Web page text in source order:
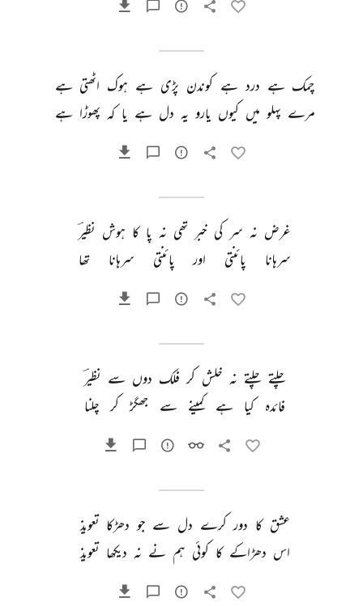
چمک ہے درد ہے کوندن پڑی ہے ہوک اٹھتی ہے
مرے پہلو میں کیوں یارو یہ دل ہے یا کہ پھوڑا ہے
غرض نہ سر کی خبر تھی نہ پا کا ہوش نظیرؔ
سرہانا
پائنتی اور پائنتی سرہانا تھا
چلتے چلتے نہ خلش کر فلک دوں سے نظیرؔ
فائدہ کیا ہے کمینے سے جھگڑ کر چلنا
عشق کا دور کرے دل سے جو دھڑکا تعویذ
اس دھڑاکے کا کوئی ہم نے نہ دیکھا تعویذ